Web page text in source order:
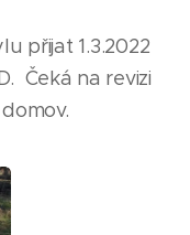
přijat 1.3.2022
Čeká na revizi